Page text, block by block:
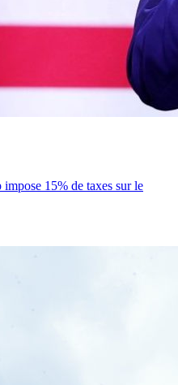
15% de taxes sur le